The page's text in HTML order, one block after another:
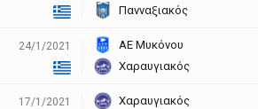
Πανναξιακός
24/1/2021
ΑΕ Μυκόνου
Χαραυγιακός
17/1/2021
Χαραυγιακός